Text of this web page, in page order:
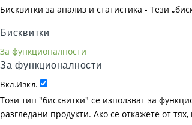
Бисквитки за анализ и статистика - Тези
Бисквитки
За функционалности
За функционалности
Вкл.Изкл.
Този тип "бисквитки" се използват за
разгледани продукти. Ако се откажете от